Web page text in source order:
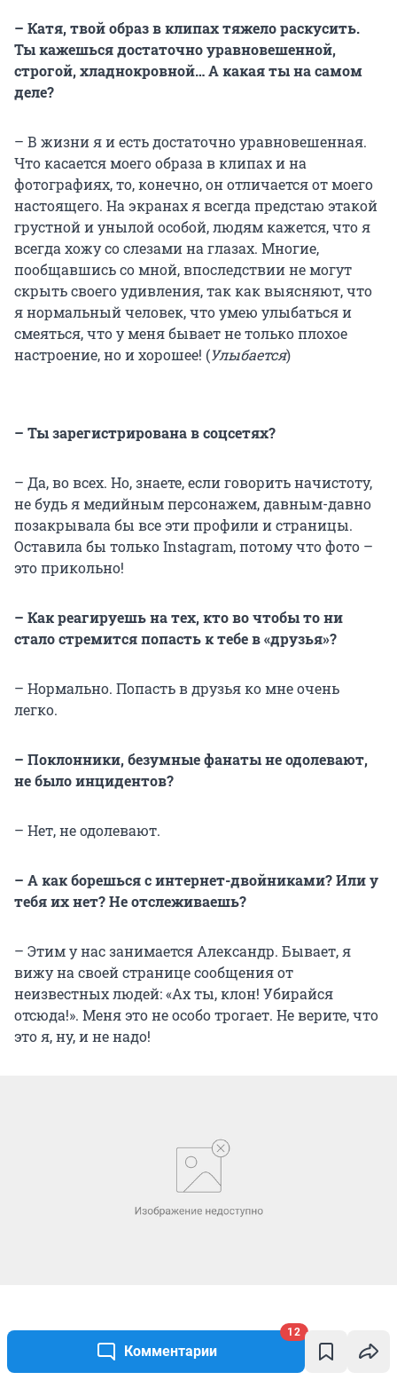
Комментарии
12
– Катя, твой образ в клипах тяжело раскусить.
Ты кажешься достаточно уравновешенной,
строгой, хладнокровной… А какая ты на самом
деле?
– В жизни я и есть достаточно уравновешенная.
Что касается моего образа в клипах и на
фотографиях, то, конечно, он отличается от моего
настоящего. На экранах я всегда предстаю этакой
грустной и унылой особой, людям кажется, что я
всегда хожу со слезами на глазах. Многие,
пообщавшись со мной, впоследствии не могут
скрыть своего удивления, так как выясняют, что
я нормальный человек, что умею улыбаться и
смеяться, что у меня бывает не только плохое
настроение, но и хорошее! (Улыбается)
– Ты зарегистрирована в соцсетях?
– Да, во всех. Но, знаете, если говорить начистоту,
не будь я медийным персонажем, давным-давно
позакрывала бы все эти профили и страницы.
Оставила бы только Instagram, потому что фото –
это прикольно!
– Как реагируешь на тех, кто во чтобы то ни
стало стремится попасть к тебе в «друзья»?
– Нормально. Попасть в друзья ко мне очень
легко.
– Поклонники, безумные фанаты не одолевают,
не было инцидентов?
– Нет, не одолевают.
– А как борешься с интернет-двойниками? Или у
тебя их нет? Не отслеживаешь?
– Этим у нас занимается Александр. Бывает, я
вижу на своей странице сообщения от
неизвестных людей: «Ах ты, клон! Убирайся
отсюда!». Меня это не особо трогает. Не верите, что
это я, ну, и не надо!
– Катя, ну, и напоследок позволь несколько
вопросов интимного характера. Не могу не